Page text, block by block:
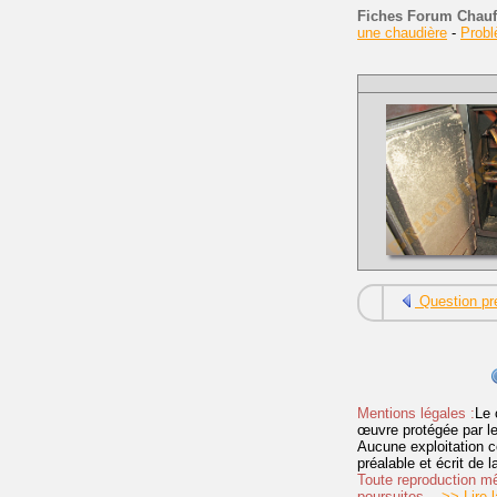
Fiches Forum
une chaudière -
Question
Mentions légales :Le
œuvre protégée par
Aucune exploitation
préalable et écrit de
Toute reproduction